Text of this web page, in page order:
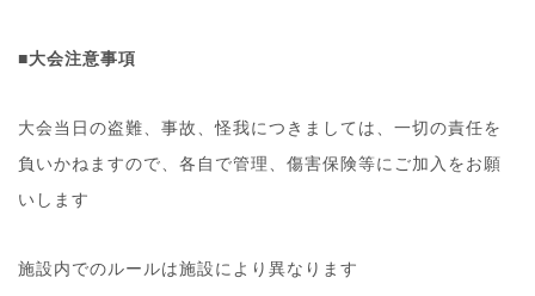
■大会注意事項
大会当日の盗難、事故、怪我につきましては、一切の責任を
負いかねますので、各自で管理、傷害保険等にご加入をお願
いします
施設内でのルールは施設により異なります